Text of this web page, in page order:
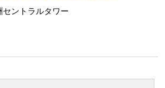
ントラルタワー